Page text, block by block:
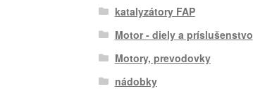
katalyzátory FAP
Motor - diely a príslušenstvo
Motory, prevodovky
nádobky